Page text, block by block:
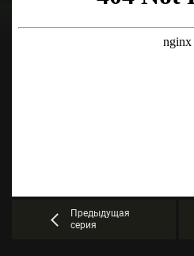
Предыдущая
серия